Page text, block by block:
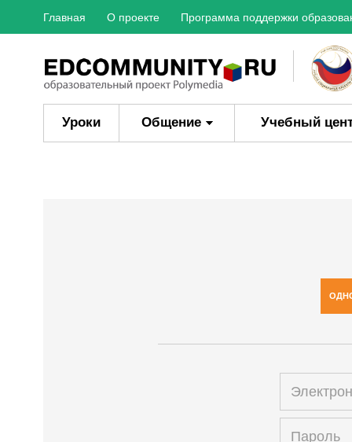
Главная О проекте Программа поддержки
Уроки Общение Учебный